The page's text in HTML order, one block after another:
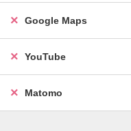
Google Maps
YouTube
Matomo